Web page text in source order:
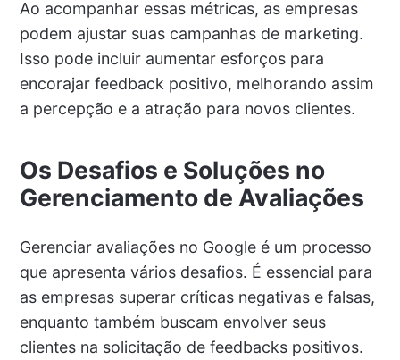
Ao acompanhar essas métricas, as empresas
podem ajustar suas campanhas de marketing.
Isso pode incluir aumentar esforços para
encorajar feedback positivo, melhorando assim
a percepção e a atração para novos clientes.
Os Desafios e Soluções no
Gerenciamento de Avaliações
Gerenciar avaliações no Google é um processo
que apresenta vários desafios. É essencial para
as empresas superar críticas negativas e falsas,
enquanto também buscam envolver seus
clientes na solicitação de feedbacks positivos.